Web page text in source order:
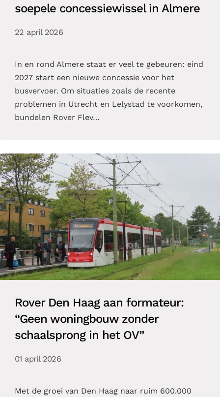
soepele concessiewissel in Almere
22 april 2026
In en rond Almere staat er veel te gebeuren: eind
2027 start een nieuwe concessie voor het
busvervoer. Om situaties zoals de recente
problemen in Utrecht en Lelystad te voorkomen,
bundelen Rover Flev…
Rover Den Haag aan formateur:
“Geen woningbouw zonder
schaalsprong in het OV”
01 april 2026
Met de groei van Den Haag naar ruim 600.000